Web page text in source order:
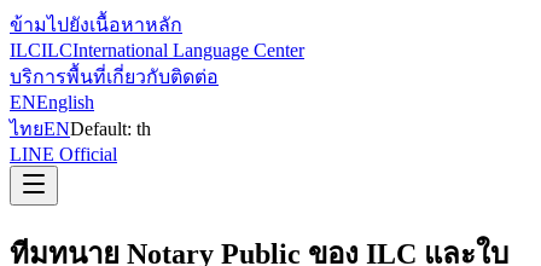
ข้ามไปยังเนื้อหาหลัก
ILCILCInternational Language Center
บริการพื้นที่เกี่ยวกับติดต่อ
ENEnglish
ไทยENDefault: th
LINE Official
ทีมทนาย Notary Public ของ ILC และใบ